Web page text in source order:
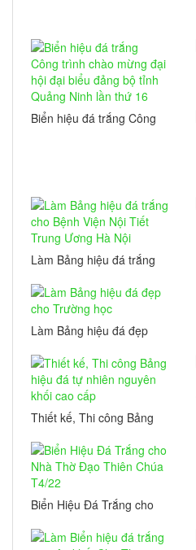
Biển hiệu đá trắng Công
Làm Bảng hiệu đá trắng
Trung Ương Hà Nội
Làm Bảng hiệu đá đẹp
Thiết kế, Thi công Bảng
khối cao cấp
Biển Hiệu Đá Trắng cho
Chúa T4/22